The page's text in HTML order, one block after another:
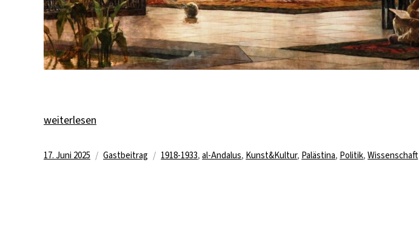
„Palästina, Deutschland, Jerusalem – oder: Vom jüdischen al-Andalus“
weiterlesen
Veröffentlicht
17. Juni 2025 Kategorien
Gastbeitrag Schlagwörter
1918-1933,al-Andalus, Kunst&Kultur, Palästina, Politik,Wissenschaft